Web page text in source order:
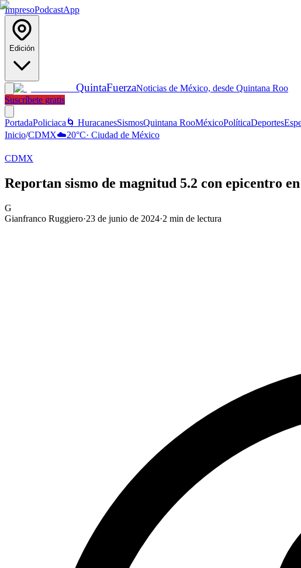
ImpresoPodcastApp
Edición
QuintaFuerzaNoticias de México, desde Quintana Roo
Suscríbete gratis
PortadaPoliciaca 🌀 HuracanesSismosQuintana RooMéxicoPolíticaDeportes
Inicio/CDMX☁️20°C· Ciudad de México
CDMX
Reportan sismo de magnitud 5.2 con epicentro
G
Gianfranco Ruggiero·23 de junio de 2024·2 min de lectura